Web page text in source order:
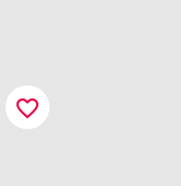
favorite_border